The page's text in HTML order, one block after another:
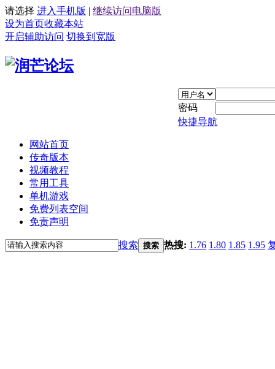
请选择 进入手机版 | 继续访问电脑版
设为首页收藏本站
开启辅助访问 切换到宽版
密码
快捷导航
网站首页
传奇版本
视频教程
常用工具
单机游戏
免费列表空间
免责声明
搜索 搜索 热搜: 1.76 1.80 1.85 1.95